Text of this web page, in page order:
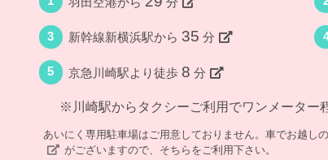
3 新幹線新横浜駅から 35 分
5 京急川崎駅より徒歩 8 分
※川崎駅からタクシーご利用でワンメーター
あいにく専用駐車場はご用意しておりません。車でお越し
がございますので、そちらをご利用下さい。